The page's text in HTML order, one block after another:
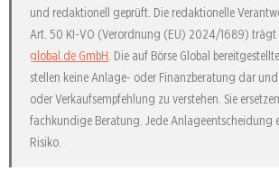
und redaktionell geprüft. Die redaktionelle
Art. 50 KI-VO (Verordnung (EU) 2024/1689) trägt
global.de GmbH . Die auf Börse Global
stellen keine Anlage- oder Finanzberatung dar
oder Verkaufsempfehlung zu verstehen. Sie
fachkundige Beratung. Jede Anlageentscheidung
Risiko.